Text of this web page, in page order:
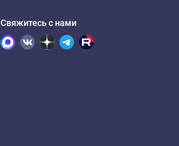
Свяжитесь с нами